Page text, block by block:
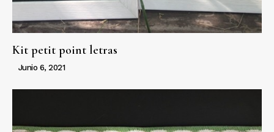
Kit petit point letras
Junio 6, 2021